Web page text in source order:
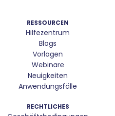
RESSOURCEN
Hilfezentrum
Blogs
Vorlagen
Webinare
Neuigkeiten
Anwendungsfälle
RECHTLICHES